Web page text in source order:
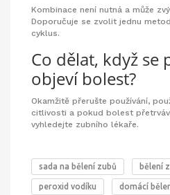
Kombinace není nutná a může
Doporučuje se zvolit jednu
cyklus.
Co dělat, když se
objeví bolest?
Okamžitě přerušte používání,
citlivosti a pokud bolest
vyhledejte zubního lékaře.
sada na bělení zubů bělení
peroxid vodíku domácí